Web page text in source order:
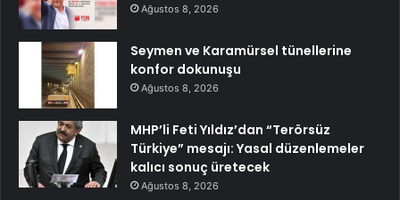
Ağustos 8, 2026
Seymen ve Karamürsel tünellerine
konfor dokunuşu
Ağustos 8, 2026
MHP’li Feti Yıldız’dan “Terörsüz
Türkiye” mesajı: Yasal düzenlemeler
kalıcı sonuç üretecek
Ağustos 8, 2026